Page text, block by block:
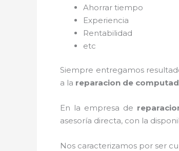
Ahorrar tiempo
Experiencia
Rentabilidad
etc
Siempre entregamos
a la reparacion de
En la empresa de
asesoría directa, con la
Nos caracterizamos por ser